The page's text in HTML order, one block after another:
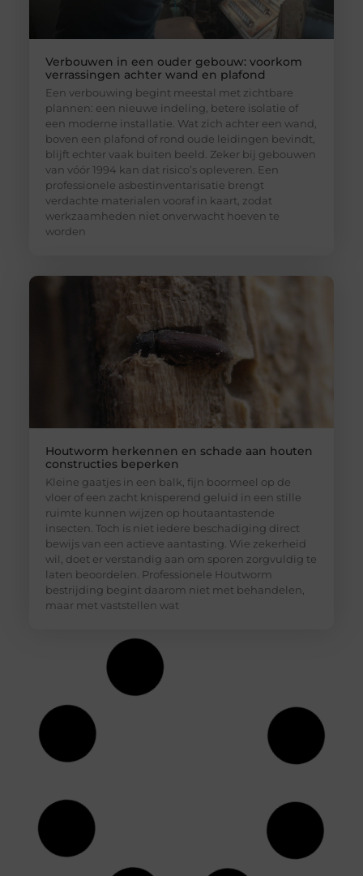
Verbouwen in een ouder gebouw: voorkom
verrassingen achter wand en plafond
Een verbouwing begint meestal met zichtbare
plannen: een nieuwe indeling, betere isolatie of
een moderne installatie. Wat zich achter een wand,
boven een plafond of rond oude leidingen bevindt,
blijft echter vaak buiten beeld. Zeker bij gebouwen
van vóór 1994 kan dat risico’s opleveren. Een
professionele asbestinventarisatie brengt
verdachte materialen vooraf in kaart, zodat
werkzaamheden niet onverwacht hoeven te
worden
Houtworm herkennen en schade aan houten
constructies beperken
Kleine gaatjes in een balk, fijn boormeel op de
vloer of een zacht knisperend geluid in een stille
ruimte kunnen wijzen op houtaantastende
insecten. Toch is niet iedere beschadiging direct
bewijs van een actieve aantasting. Wie zekerheid
wil, doet er verstandig aan om sporen zorgvuldig te
laten beoordelen. Professionele Houtworm
bestrijding begint daarom niet met behandelen,
maar met vaststellen wat